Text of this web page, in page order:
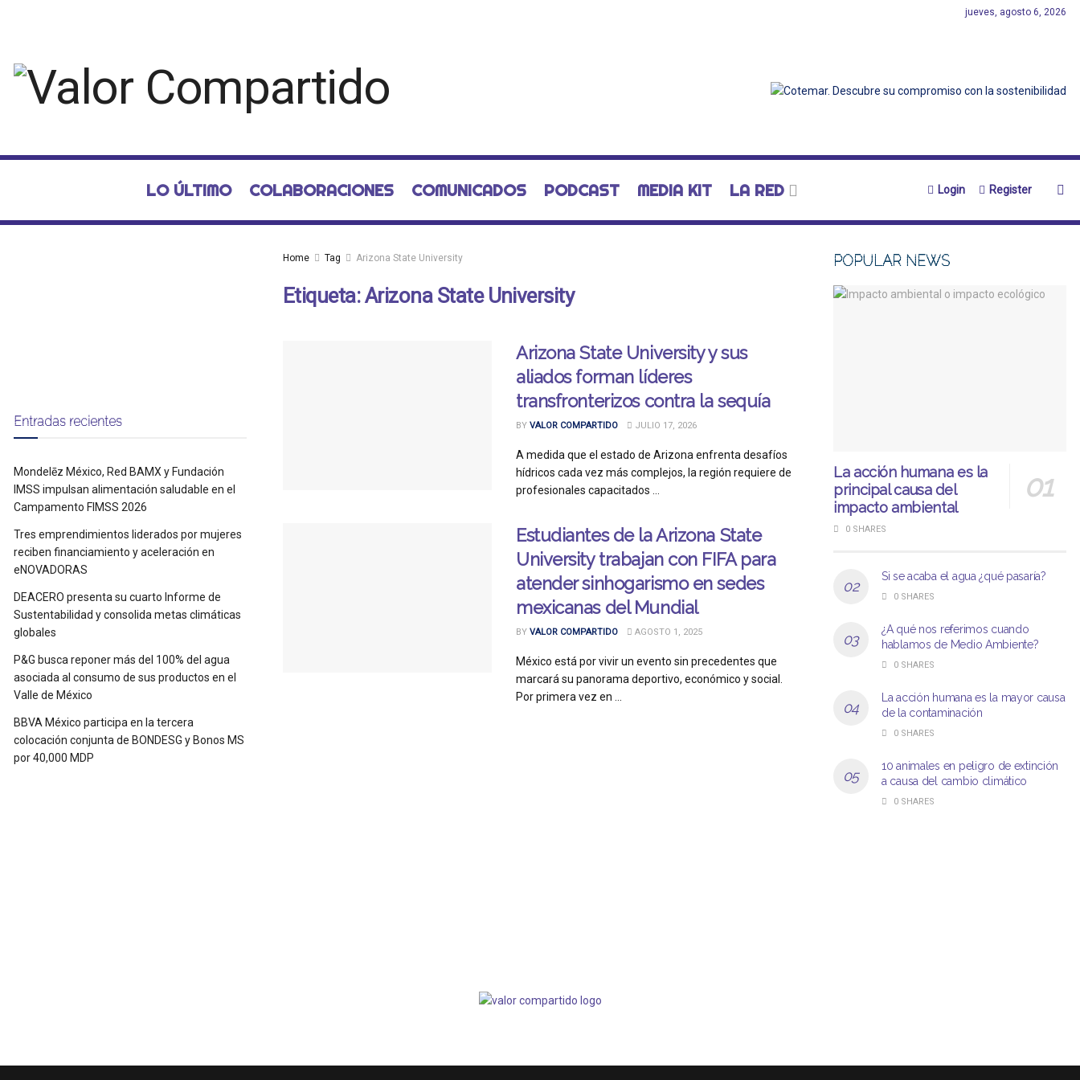
jueves, agosto 6, 2026
LO ÚLTIMO COLABORACIONES COMUNICADOS PODCAST MEDIA KIT LA RED Login Register
Home Tag Arizona State University
Etiqueta:Arizona State University
Arizona State University y sus
aliados forman líderes
transfronterizos contra la sequía
BY VALOR COMPARTIDO JULIO 17, 2026
A medida que el estado de Arizona enfrenta desafíos
hídricos cada vez más complejos, la región requiere de
profesionales capacitados ...
Estudiantes de la Arizona State
University trabajan con FIFA para
atender sinhogarismo en sedes
mexicanas del Mundial
BY VALOR COMPARTIDO AGOSTO 1, 2025
México está por vivir un evento sin precedentes que
marcará su panorama deportivo, económico y social.
Por primera vez en ...
Entradas recientes
Mondelēz México, Red BAMX y Fundación
IMSS impulsan alimentación saludable en el
Campamento FIMSS 2026
Tres emprendimientos liderados por mujeres
reciben financiamiento y aceleración en
eNOVADORAS
DEACERO presenta su cuarto Informe de
Sustentabilidad y consolida metas climáticas
globales
P&G busca reponer más del 100% del agua
asociada al consumo de sus productos en el
Valle de México
BBVA México participa en la tercera
colocación conjunta de BONDESG y Bonos MS
por 40,000 MDP
POPULAR NEWS
La acción humana es la
principal causa del
impacto ambiental
0 SHARES
Si se acaba el agua ¿qué pasaría?
0 SHARES
¿A qué nos referimos cuando
hablamos de Medio Ambiente?
0 SHARES
La acción humana es la mayor causa
de la contaminación
0 SHARES
10 animales en peligro de extinción
a causa del cambio climático
0 SHARES